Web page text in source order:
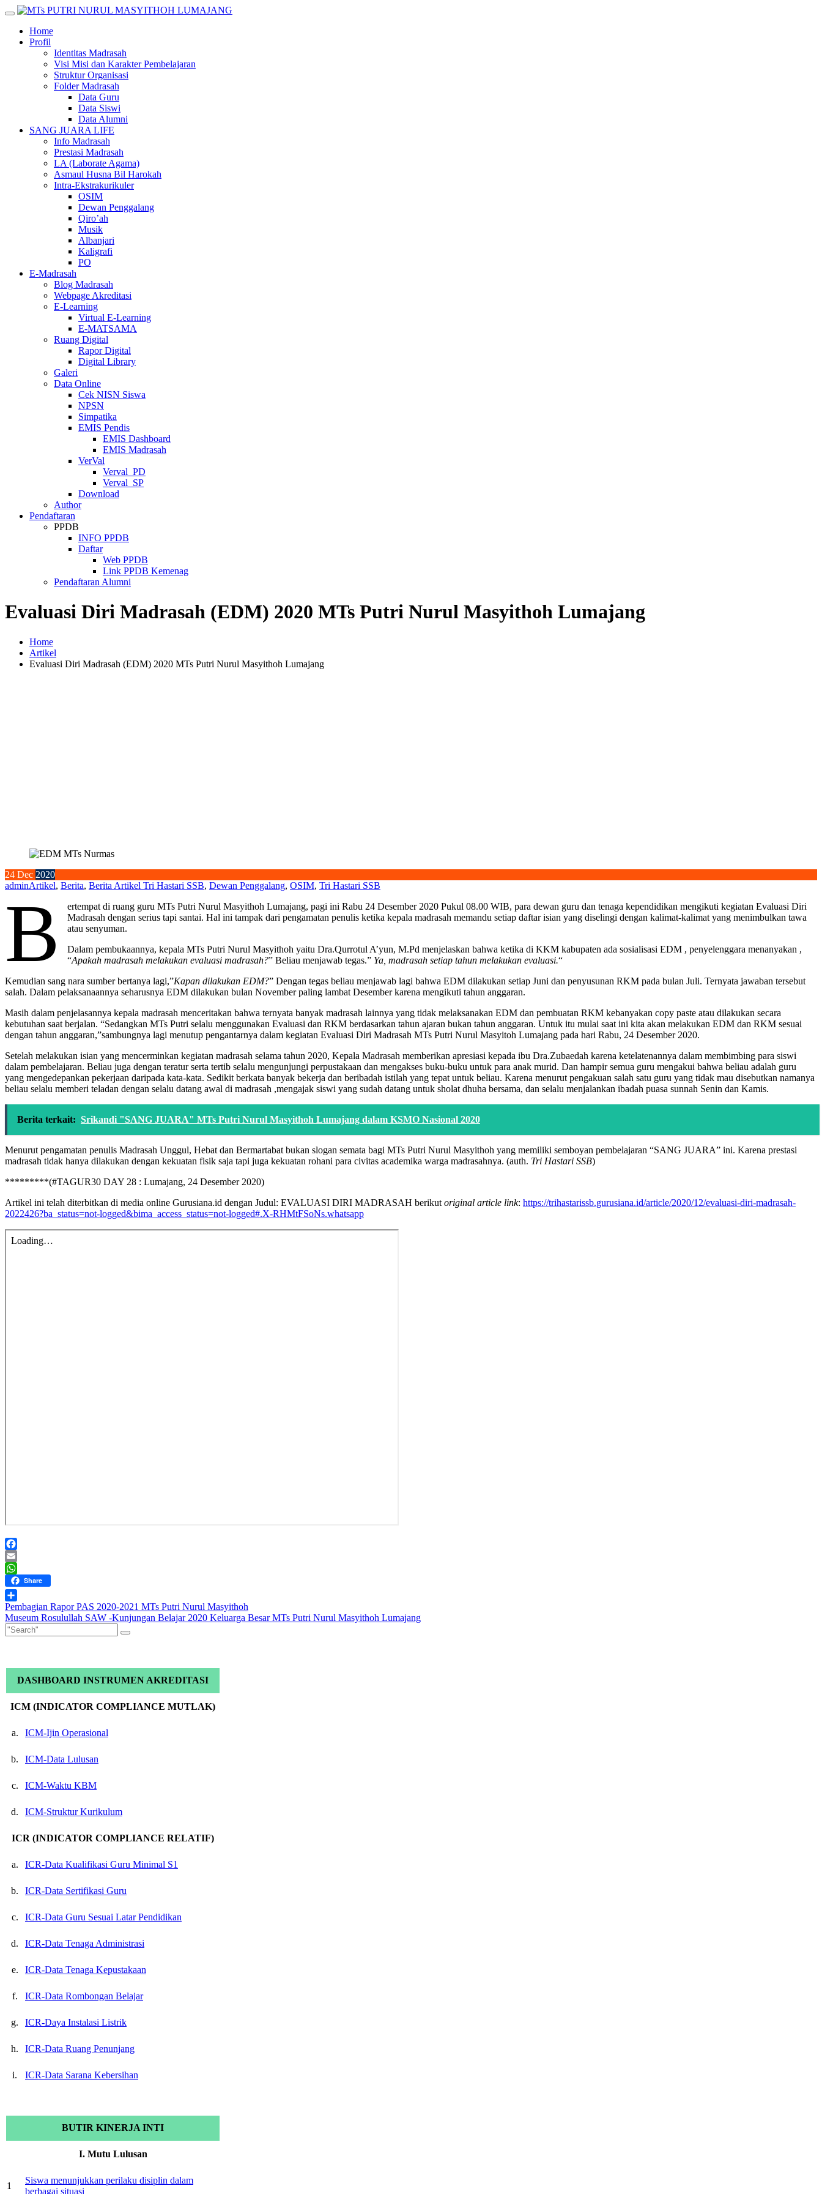
Skip
contentHome
Profil
Identitas Madrasah
Visi Misi dan Karakter Pembelajaran
Struktur Organisasi
Folder Madrasah
Data Guru
Data Siswi
Data Alumni
SANG JUARA LIFE
Info Madrasah
Prestasi Madrasah
LA (Laborate Agama)
Asmaul Husna Bil Harokah
Intra-Ekstrakurikuler
OSIM
Dewan Penggalang
Qiro’ah
Musik
Albanjari
Kaligrafi
PO
E-Madrasah
Blog Madrasah
Webpage Akreditasi
E-Learning
Virtual E-Learning
E-MATSAMA
Ruang Digital
Rapor Digital
Digital Library
Galeri
Data Online
Cek NISN Siswa
NPSN
Simpatika
EMIS Pendis
EMIS Dashboard
EMIS Madrasah
VerVal
Verval_PD
Verval_SP
Download
Author
Pendaftaran
PPDB
INFO PPDB
Daftar
Web PPDB
Link PPDB Kemenag
Pendaftaran Alumni
Evaluasi Diri Madrasah (EDM) 2020 MTs Putri Nurul Masyithoh Lumajang
Home
Artikel
Evaluasi Diri Madrasah (EDM) 2020 MTs Putri Nurul Masyithoh Lumajang
24 Dec 2020
adminArtikel, Berita, Berita Artikel Tri Hastari SSB, Dewan Penggalang, OSIM, Tri Hastari SSB
B
ertempat di ruang guru MTs Putri Nurul Masyithoh Lumajang, pagi ini Rabu 24 Desember 2020 Pukul 08.00 WIB, para dewan guru dan tenaga kependidikan mengikuti kegiatan Evaluasi Diri
Madrasah dengan serius tapi santai. Hal ini tampak dari pengamatan penulis ketika kepala madrasah memandu setiap daftar isian yang diselingi dengan kalimat-kalimat yang menimbulkan tawa
atau senyuman.
Dalam pembukaannya, kepala MTs Putri Nurul Masyithoh yaitu Dra.Qurrotul A’yun, M.Pd menjelaskan bahwa ketika di KKM kabupaten ada sosialisasi EDM , penyelenggara menanyakan ,
“Apakah madrasah melakukan evaluasi madrasah?” Beliau menjawab tegas.” Ya, madrasah setiap tahun melakukan evaluasi.“
Kemudian sang nara sumber bertanya lagi,”Kapan dilakukan EDM?” Dengan tegas beliau menjawab lagi bahwa EDM dilakukan setiap Juni dan penyusunan RKM pada bulan Juli. Ternyata jawaban tersebut
salah. Dalam pelaksanaannya seharusnya EDM dilakukan bulan November paling lambat Desember karena mengikuti tahun anggaran.
Masih dalam penjelasannya kepala madrasah menceritakan bahwa ternyata banyak madrasah lainnya yang tidak melaksanakan EDM dan pembuatan RKM kebanyakan copy paste atau dilakukan secara
kebutuhan saat berjalan. “Sedangkan MTs Putri selalu menggunakan Evaluasi dan RKM berdasarkan tahun ajaran bukan tahun anggaran. Untuk itu mulai saat ini kita akan melakukan EDM dan RKM sesuai
dengan tahun anggaran,”sambungnya lagi menutup pengantarnya dalam kegiatan Evaluasi Diri Madrasah MTs Putri Nurul Masyitoh Lumajang pada hari Rabu, 24 Desember 2020.
Setelah melakukan isian yang mencerminkan kegiatan madrasah selama tahun 2020, Kepala Madrasah memberikan apresiasi kepada ibu Dra.Zubaedah karena ketelatenannya dalam membimbing para siswi
dalam pembelajaran. Beliau juga dengan teratur serta tertib selalu mengunjungi perpustakaan dan mengakses buku-buku untuk para anak murid. Dan hampir semua guru mengakui bahwa beliau adalah guru
yang mengedepankan pekerjaan daripada kata-kata. Sedikit berkata banyak bekerja dan beribadah istilah yang tepat untuk beliau. Karena menurut pengakuan salah satu guru yang tidak mau disebutkan namanya
beliau selalu memberi teladan dengan selalu datang awal di madrasah ,mengajak siswi yang sudah datang untuk sholat dhuha bersama, dan selalu menjalankan ibadah puasa sunnah Senin dan Kamis.
Berita terkait: Srikandi "SANG JUARA" MTs Putri Nurul Masyithoh Lumajang dalam KSMO Nasional 2020
Menurut pengamatan penulis Madrasah Unggul, Hebat dan Bermartabat bukan slogan semata bagi MTs Putri Nurul Masyithoh yang memiliki semboyan pembelajaran “SANG JUARA” ini. Karena prestasi
madrasah tidak hanya dilakukan dengan kekuatan fisik saja tapi juga kekuatan rohani para civitas academika warga madrasahnya. (auth. Tri Hastari SSB)
*********(#TAGUR30 DAY 28 : Lumajang, 24 Desember 2020)
Artikel ini telah diterbitkan di media online Gurusiana.id dengan Judul: EVALUASI DIRI MADRASAH berikutoriginal article link: https://trihastarissb.gurusiana.id/article/2020/12/evaluasi-diri-madrasah-
2022426?ba_status=not-logged&bima_access_status=not-logged#.X-RHMtFSoNs.whatsapp
Facebook
Email
WhatsApp
Share
Share
Post
navigation
Pembagian Rapor PAS 2020-2021 MTs Putri Nurul Masyithoh
Museum Rosulullah SAW -Kunjungan Belajar 2020 Keluarga Besar MTs Putri Nurul Masyithoh Lumajang
DASHBOARD INSTRUMEN AKREDITASI
ICM (INDICATOR COMPLIANCE MUTLAK)
a. ICM-Ijin Operasional
b. ICM-Data Lulusan
c. ICM-Waktu KBM
d. ICM-Struktur Kurikulum
ICR (INDICATOR COMPLIANCE RELATIF)
a. ICR-Data Kualifikasi Guru Minimal S1
b. ICR-Data Sertifikasi Guru
c. ICR-Data Guru Sesuai Latar Pendidikan
d. ICR-Data Tenaga Administrasi
e. ICR-Data Tenaga Kepustakaan
f. ICR-Data Rombongan Belajar
g. ICR-Daya Instalasi Listrik
h. ICR-Data Ruang Penunjang
i. ICR-Data Sarana Kebersihan
BUTIR KINERJA INTI
I. Mutu Lulusan
1
Siswa menunjukkan perilaku disiplin dalam
berbagai situasi